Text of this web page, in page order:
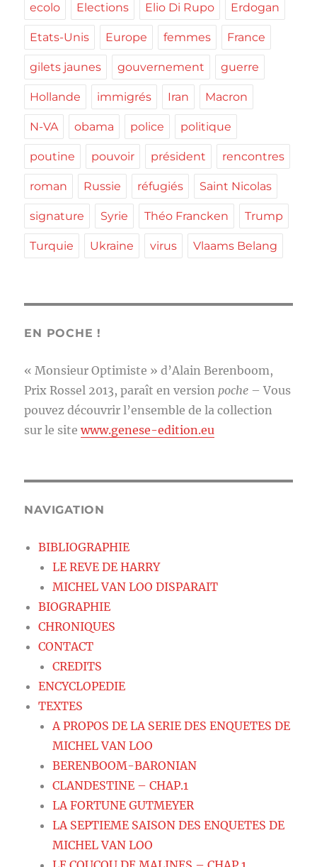
ecolo Elections Elio Di Rupo Erdogan
Etats-Unis Europe femmes France
gilets jaunes gouvernement guerre
Hollande immigrés Iran Macron
N-VA obama police politique
poutine pouvoir président rencontres
roman Russie réfugiés Saint Nicolas
signature Syrie Théo Francken Trump
Turquie Ukraine virus Vlaams Belang
EN POCHE !
« Monsieur Optimiste » d’Alain Berenboom,
Prix Rossel 2013, paraît en version poche – Vous
pouvez découvrir l’ensemble de la collection
sur le sitewww.genese-edition.eu
NAVIGATION
BIBLIOGRAPHIE
LE REVE DE HARRY
MICHEL VAN LOO DISPARAIT
BIOGRAPHIE
CHRONIQUES
CONTACT
CREDITS
ENCYCLOPEDIE
TEXTES
A PROPOS DE LA SERIE DES ENQUETES DE
MICHEL VAN LOO
BERENBOOM-BARONIAN
CLANDESTINE – CHAP.1
LA FORTUNE GUTMEYER
LA SEPTIEME SAISON DES ENQUETES DE
MICHEL VAN LOO